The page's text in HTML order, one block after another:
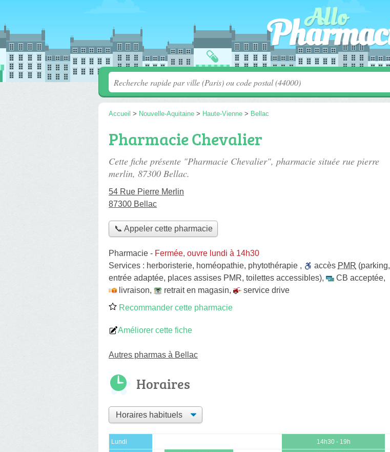
Accueil > Nouvelle-Aquitaine > Haute-Vienne > Bellac
Pharmacie Chevalier
Cette fiche présente "Pharmacie Chevalier", pharmacie située rue pierre
merlin, 87300 Bellac.
54 Rue Pierre Merlin
87300 Bellac
📞 Appeler cette pharmacie
Pharmacie - Fermée, ouvre lundi à 14h30
Services : herboristerie, homéopathie, phytothérapie , accès PMR (parking,
entrée adaptée, places assises PMR, toilettes accessibles), CB acceptée,
livraison, retrait en magasin,
service drive
Recommander cette pharmacie
Améliorer cette fiche
Autres pharmas à Bellac
Horaires
Lundi 14h30 - 19h